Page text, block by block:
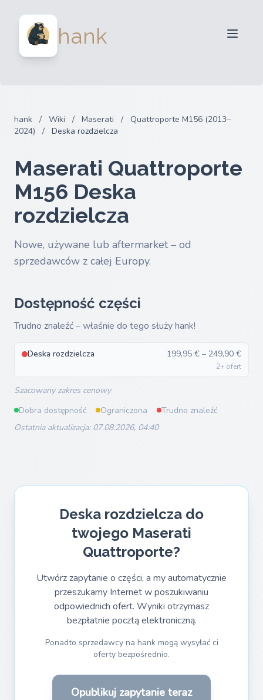
hankDla kupujących
Zaloguj sie
hank / Wiki / Maserati /
Quattroporte M156 (2013–
2024)
/ Deska rozdzielcza
Maserati Quattroporte
M156 Deska
rozdzielcza
Nowe, używane lub aftermarket – od
sprzedawców z całej Europy.
Dostępność części
Trudno znaleźć – właśnie do tego służy hank!
Deska rozdzielcza 199,95 € – 249,90 €
2+ ofert
Szacowany zakres cenowy
Dobra dostępność
Ograniczona
Trudno znaleźć
Ostatnia aktualizacja: 07.08.2026, 04:40
Deska rozdzielcza do
twojego Maserati
Quattroporte?
Utwórz zapytanie o części, a my automatycznie
przeszukamy Internet w poszukiwaniu
odpowiednich ofert. Wyniki otrzymasz
bezpłatnie pocztą elektroniczną.
Ponadto sprzedawcy na hank mogą wysyłać ci
oferty bezpośrednio.
Opublikuj zapytanie teraz